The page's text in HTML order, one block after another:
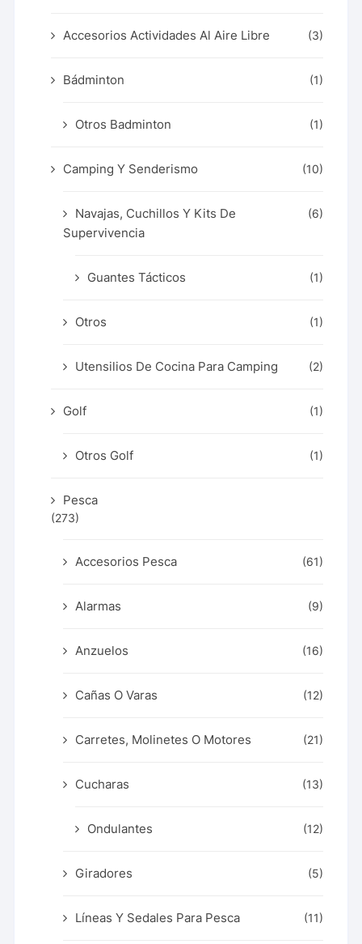
Accesorios Actividades Al Aire Libre (3)
Bádminton (1)
Otros Badminton (1)
Camping Y Senderismo (10)
Navajas, Cuchillos Y Kits De
Supervivencia
(6)
Guantes Tácticos (1)
Otros (1)
Utensilios De Cocina Para Camping (2)
Golf (1)
Otros Golf (1)
Pesca
(273)
Accesorios Pesca (61)
Alarmas (9)
Anzuelos (16)
Cañas O Varas (12)
Carretes, Molinetes O Motores (21)
Cucharas (13)
Ondulantes (12)
Giradores (5)
Líneas Y Sedales Para Pesca (11)